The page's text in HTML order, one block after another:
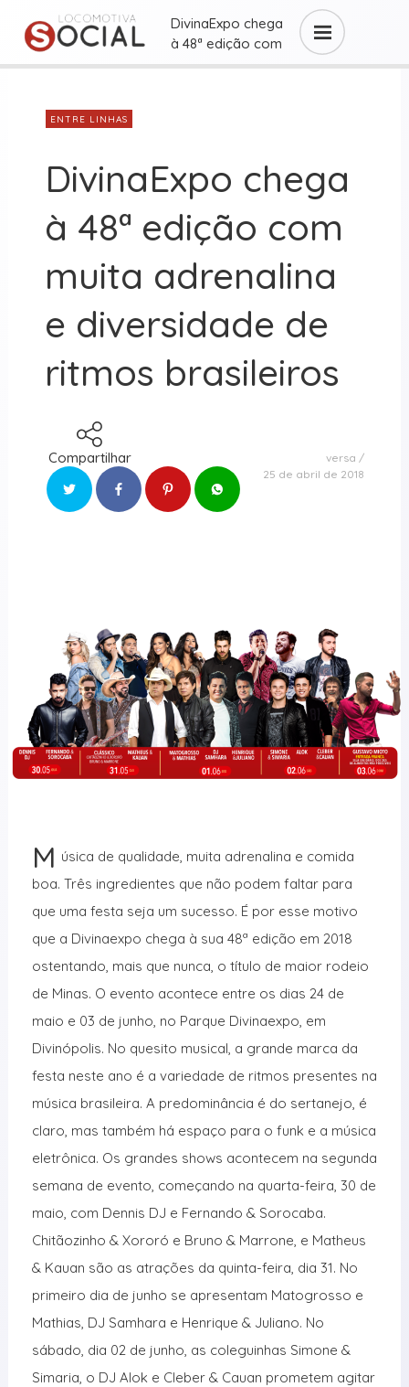
DivinaExpo chega
à 48ª edição com
muita adrenalina e
ENTRE LINHAS
DivinaExpo chega
à 48ª edição com
muita adrenalina
e diversidade de
ritmos brasileiros
Compartilhar
versa
25 de abril de 2018
M úsica de qualidade, muita adrenalina e comida
boa. Três ingredientes que não podem faltar para
que uma festa seja um sucesso. É por esse motivo
que a Divinaexpo chega à sua 48ª edição em 2018
ostentando, mais que nunca, o título de maior rodeio
de Minas. O evento acontece entre os dias 24 de
maio e 03 de junho, no Parque Divinaexpo, em
Divinópolis. No quesito musical, a grande marca da
festa neste ano é a variedade de ritmos presentes na
música brasileira. A predominância é do sertanejo, é
claro, mas também há espaço para o funk e a música
eletrônica. Os grandes shows acontecem na segunda
semana de evento, começando na quarta-feira, 30 de
maio, com Dennis DJ e Fernando & Sorocaba.
Chitãozinho & Xororó e Bruno & Marrone, e Matheus
& Kauan são as atrações da quinta-feira, dia 31. No
primeiro dia de junho se apresentam Matogrosso e
Mathias, DJ Samhara e Henrique & Juliano. No
sábado, dia 02 de junho, as coleguinhas Simone &
Simaria, o DJ Alok e Cleber & Cauan prometem agitar